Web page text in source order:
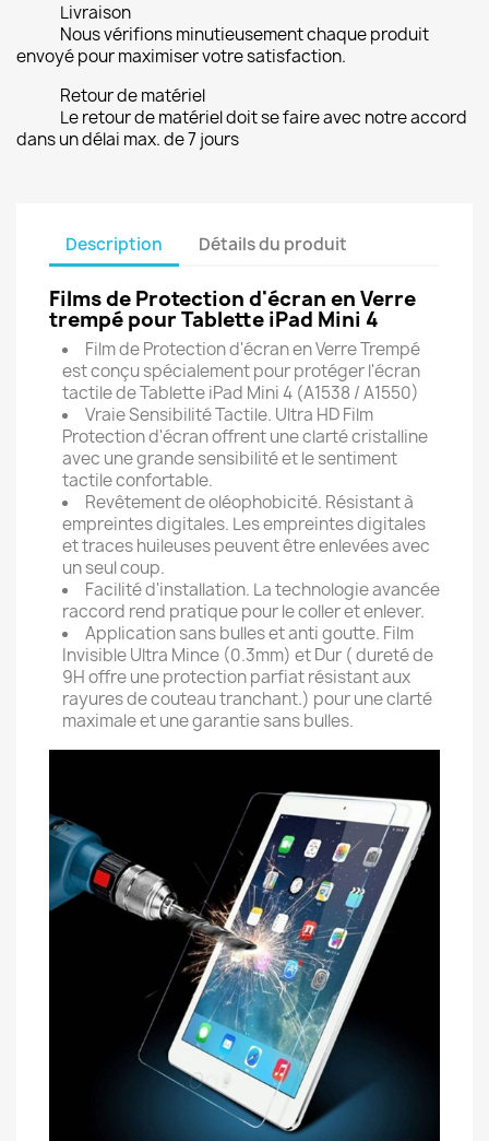
Livraison
Nous vérifions minutieusement chaque produit
envoyé pour maximiser votre satisfaction.
Retour de matériel
Le retour de matériel doit se faire avec notre accord
dans un délai max. de 7 jours
Description Détails du produit
Films de Protection d'écran en Verre
trempé pour Tablette iPad Mini 4
Film de Protection d'écran en Verre Trempé
est conçu spécialement pour protéger l'écran
tactile de Tablette iPad Mini 4 (A1538 / A1550)
Vraie Sensibilité Tactile. Ultra HD Film
Protection d'écran offrent une clarté cristalline
avec une grande sensibilité et le sentiment
tactile confortable.
Revêtement de oléophobicité. Résistant à
empreintes digitales. Les empreintes digitales
et traces huileuses peuvent être enlevées avec
un seul coup.
Facilité d'installation. La technologie avancée
raccord rend pratique pour le coller et enlever.
Application sans bulles et anti goutte. Film
Invisible Ultra Mince (0.3mm) et Dur ( dureté de
9H offre une protection parfiat résistant aux
rayures de couteau tranchant.) pour une clarté
maximale et une garantie sans bulles.